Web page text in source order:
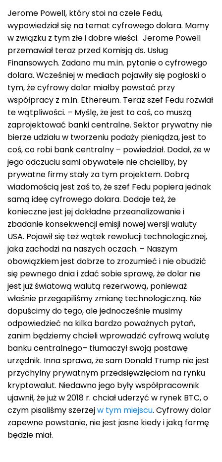
Jerome Powell, który stoi na czele Fedu,
wypowiedział się na temat cyfrowego dolara. Mamy
w związku z tym złe i dobre wieści. Jerome Powell
przemawiał teraz przed Komisją ds. Usług
Finansowych. Zadano mu m.in. pytanie o cyfrowego
dolara. Wcześniej w mediach pojawiły się pogłoski o
tym, że cyfrowy dolar miałby powstać przy
współpracy z m.in. Ethereum. Teraz szef Fedu rozwiał
te wątpliwości. – Myślę, że jest to coś, co muszą
zaprojektować banki centralne. Sektor prywatny nie
bierze udziału w tworzeniu podaży pieniądza, jest to
coś, co robi bank centralny – powiedział. Dodał, że w
jego odczuciu sami obywatele nie chcieliby, by
prywatne firmy stały za tym projektem. Dobrą
wiadomością jest zaś to, że szef Fedu popiera jednak
samą ideę cyfrowego dolara. Dodaje też, że
konieczne jest jej dokładne przeanalizowanie i
zbadanie konsekwencji emisji nowej wersji waluty
USA. Pojawił się też wątek rewolucji technologicznej,
jaka zachodzi na naszych oczach. – Naszym
obowiązkiem jest dobrze to zrozumieć i nie obudzić
się pewnego dnia i zdać sobie sprawę, że dolar nie
jest już światową walutą rezerwową, ponieważ
właśnie przegapiliśmy zmianę technologiczną. Nie
dopuścimy do tego, ale jednocześnie musimy
odpowiedzieć na kilka bardzo poważnych pytań,
zanim będziemy chcieli wprowadzić cyfrową walutę
banku centralnego– tłumaczył swoją postawę
urzędnik. Inna sprawa, że sam Donald Trump nie jest
przychylny prywatnym przedsięwzięciom na rynku
kryptowalut. Niedawno jego były współpracownik
ujawnił, że już w 2018 r. chciał uderzyć w rynek BTC, o
czym pisaliśmy szerzejw tym miejscu. Cyfrowy dolar
zapewne powstanie, nie jest jasne kiedy i jaką formę
będzie miał.